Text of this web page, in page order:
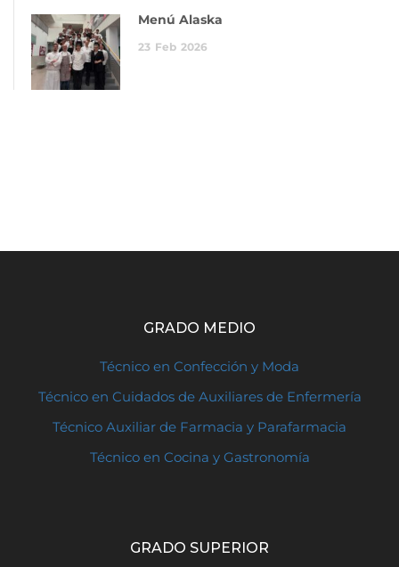
Menú Alaska
23 Feb 2026
GRADO MEDIO
Técnico en Confección y Moda
Técnico en Cuidados de Auxiliares de Enfermería
Técnico Auxiliar de Farmacia y Parafarmacia
Técnico en Cocina y Gastronomía
GRADO SUPERIOR